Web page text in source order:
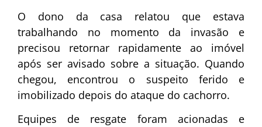
O dono da casa relatou que estava
trabalhando no momento da invasão e
precisou retornar rapidamente ao imóvel
após ser avisado sobre a situação. Quando
chegou, encontrou o suspeito ferido e
imobilizado depois do ataque do cachorro.
Equipes de resgate foram acionadas e